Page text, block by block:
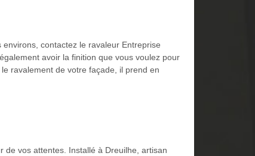
contactez le ravaleur Entreprise
avoir la finition que vous voulez pour
ravalement de votre façade, il prend en
vos attentes. Installé à Dreuilhe, artisan